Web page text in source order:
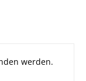
werden.